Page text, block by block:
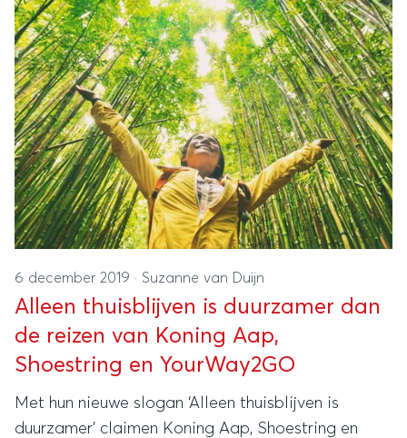
6 december 2019 · Suzanne van Duijn
Alleen thuisblijven is duurzamer dan
de reizen van Koning Aap,
Shoestring en YourWay2GO
Met hun nieuwe slogan ‘Alleen thuisblijven is
duurzamer’ claimen Koning Aap, Shoestring en